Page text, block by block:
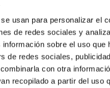
usan para personalizar el
de redes sociales y
sobre el uso que
de redes sociales,
con otra
recopilado a partir del uso